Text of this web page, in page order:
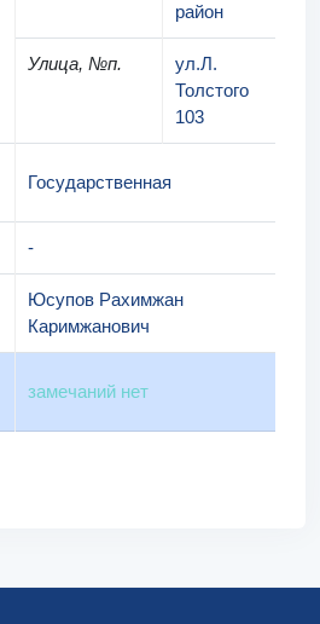
район
Улица, №п.
ул.Л.
Толстого
103
Государственная
-
Юсупов Рахимжан
Каримжанович
замечаний нет